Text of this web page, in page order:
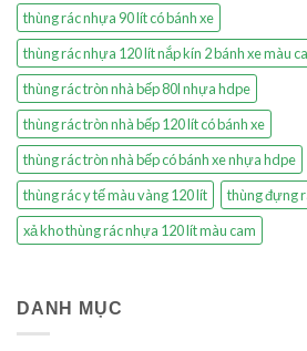
thùng rác nhựa 90 lít có bánh xe
thùng rác nhựa 120 lít nắp kín 2 bánh xe màu
thùng rác tròn nhà bếp 80l nhựa hdpe
thùng rác tròn nhà bếp 120 lít có bánh xe
thùng rác tròn nhà bếp có bánh xe nhựa hdpe
thùng rác y tế màu vàng 120 lít
thùng đựng
xả kho thùng rác nhựa 120 lít màu cam
DANH MỤC